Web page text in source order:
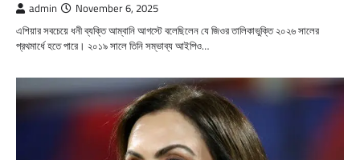
admin November 6, 2025
এশিয়ার সবচেয়ে ধনী ব্যক্তি আম্বানি আগস্টে বলেছিলেন যে জিওর তালিকাভুক্তি ২০২৬ সালের
প্রথমার্ধে হতে পারে। ২০১৯ সালে তিনি সম্ভাব্য আইপিও…